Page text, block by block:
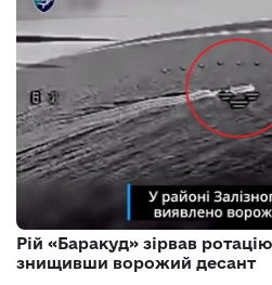
Рій «Баракуд» зірвав
знищивши ворожий десант